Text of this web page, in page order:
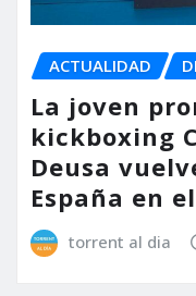
ACTUALIDAD
La joven
kickboxing
Deusa
España en
torrent al dia